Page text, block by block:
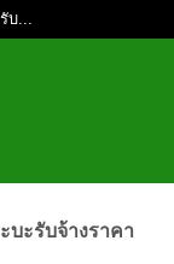
บ...
บะรับจ้างราคา